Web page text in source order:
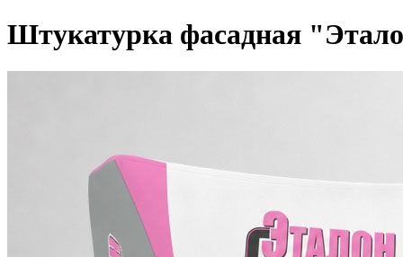
Штукатурка фасадная